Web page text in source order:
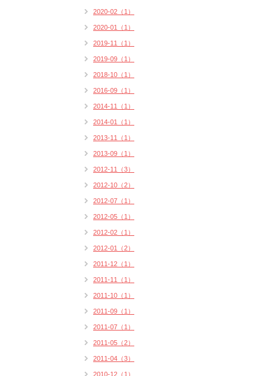
2020-02（1）
2020-01（1）
2019-11（1）
2019-09（1）
2018-10（1）
2016-09（1）
2014-11（1）
2014-01（1）
2013-11（1）
2013-09（1）
2012-11（3）
2012-10（2）
2012-07（1）
2012-05（1）
2012-02（1）
2012-01（2）
2011-12（1）
2011-11（1）
2011-10（1）
2011-09（1）
2011-07（1）
2011-05（2）
2011-04（3）
2010-12（1）